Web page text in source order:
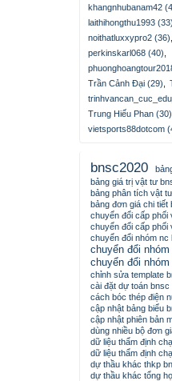
khangnhubanam42
laithihongthu1993 (33)
noithatluxxypro2 (36)
perkinskarl068 (40)
Trần Cảnh Đại (29)
Trung Hiếu Phan (30)
vietsports88dotcom
bnsc2020
bảng giá trị vật tư
bảng phân tích vật
bảng đơn giá chi tiết
chuyển đổi cấp phối
chuyển đổi cấp phối
chuyển đổi nhóm nc
chuyển đổi
chuyển đổi
chỉnh sửa template
cài đặt dự toán bnsc
cách bóc thép điện
cập nhật bảng biểu
cập nhật phiên bản
dùng nhiều bộ đơn
dữ liệu thẩm định
dữ liệu thẩm định
dự thầu khác thkp
dự thầu khác tổng